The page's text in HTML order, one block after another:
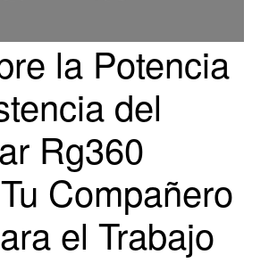
la Potencia
del
Rg360
Compañero
el Trabajo